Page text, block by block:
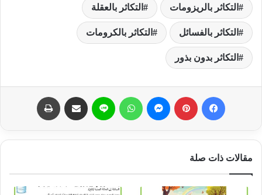
التكاثر بالريزومات التكاثر بالعقلة
التكاثر بالفسائل التكاثر بالكرومات
التكاثر بدون بذور
مقالات ذات صلة